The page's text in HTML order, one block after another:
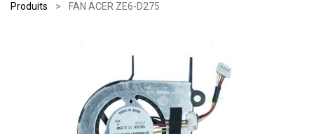
Produits FAN ACER ZE6-D275